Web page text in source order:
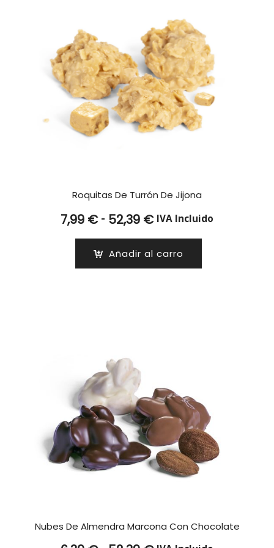
Roquitas De Turrón De Jijona
7,99 € - 52,39 €Rango
desde
IVA Incluido
Añadir al carro
Nubes De Almendra Marcona Con Chocolate